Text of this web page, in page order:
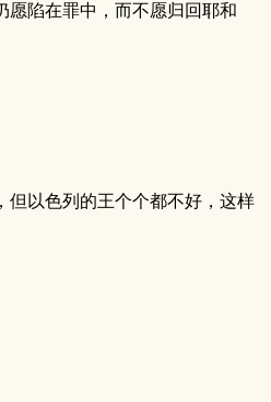
愿陷在罪中，而不愿归回耶和
但以色列的王个个都不好，这样